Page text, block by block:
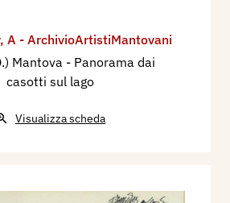
, A - ArchivioArtistiMantovani
Mantova - Panorama dai
casotti sul lago
Visualizza scheda